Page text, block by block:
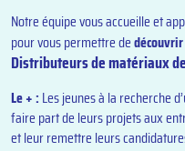
Notre équipe vous accueille et
pour vous permettre dedécouvrir
Distributeurs de matériaux
Le + : Les jeunes à la recherche
faire part de leurs projets aux
et leur remettre leurs